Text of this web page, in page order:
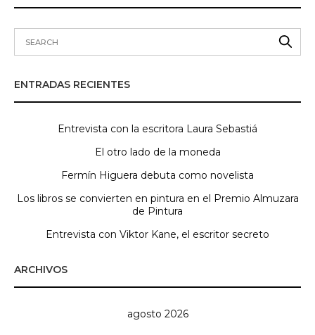
ENTRADAS RECIENTES
Entrevista con la escritora Laura Sebastiá
El otro lado de la moneda
Fermín Higuera debuta como novelista
Los libros se convierten en pintura en el Premio Almuzara
de Pintura
Entrevista con Viktor Kane, el escritor secreto
ARCHIVOS
agosto 2026